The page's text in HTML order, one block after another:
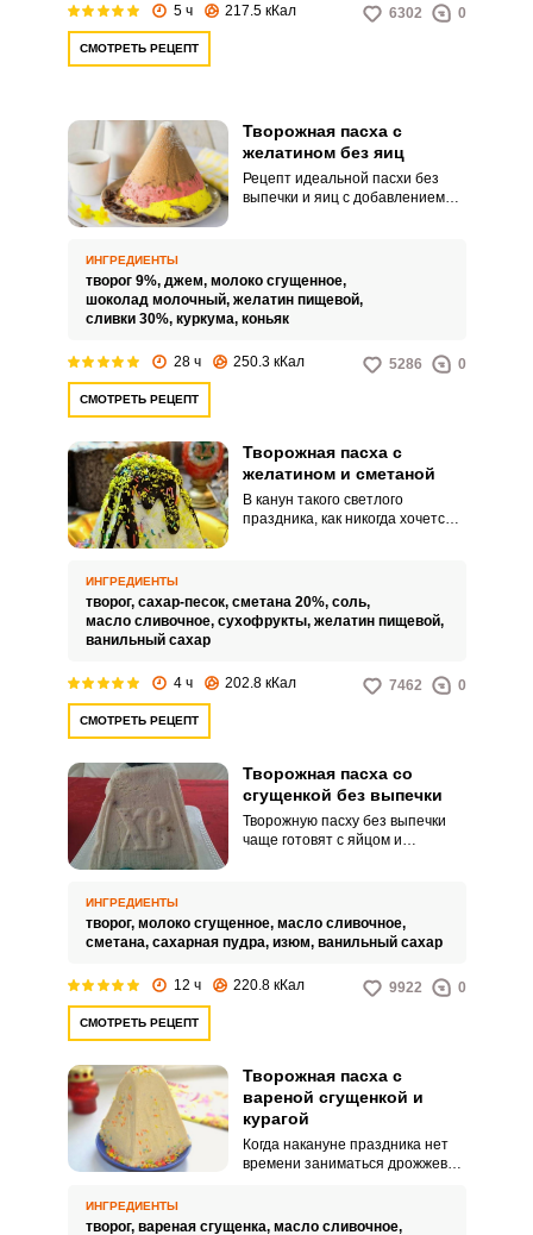
5 ч 217.5 кКал 6302 0
СМОТРЕТЬ РЕЦЕПТ
Творожная пасха с
желатином без яиц
Рецепт идеальной пасхи без
выпечки и яиц с добавлением
ароматом.
ИНГРЕДИЕНТЫ
творог 9%, джем, молоко сгущенное,
шоколад молочный, желатин пищевой,
сливки 30%, куркума, коньяк
28 ч 250.3 кКал 5286 0
СМОТРЕТЬ РЕЦЕПТ
Творожная пасха с
желатином и сметаной
В канун такого светлого
праздника, как никогда хочется
нежную, тающую во рту пасху,
которая благодаря добавлению
желатина отлично держит
ИНГРЕДИЕНТЫ
творог, сахар-песок, сметана 20%, соль,
масло сливочное, сухофрукты, желатин пищевой,
ванильный сахар
4 ч 202.8 кКал 7462 0
СМОТРЕТЬ РЕЦЕПТ
Творожная пасха со
сгущенкой без выпечки
Творожную пасху без выпечки
чаще готовят с яйцом и
можно не добавлять. Ее
дополняют, что стало
традицией, изюмом,
ИНГРЕДИЕНТЫ
творог, молоко сгущенное, масло сливочное,
сметана, сахарная пудра, изюм, ванильный сахар
12 ч 220.8 кКал 9922 0
СМОТРЕТЬ РЕЦЕПТ
Творожная пасха с
вареной сгущенкой и
курагой
Когда накануне праздника нет
времени заниматься дрожжевой
взамен кулича, творожную пасху
ИНГРЕДИЕНТЫ
творог, вареная сгущенка, масло сливочное,